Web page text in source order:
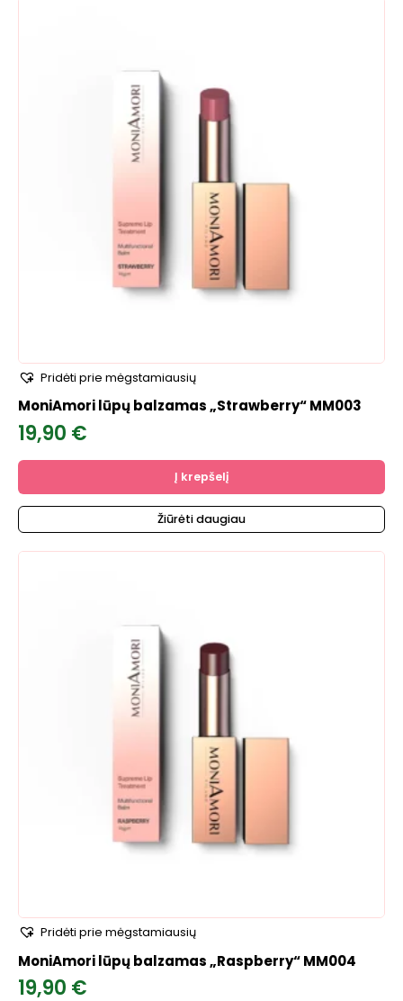
Pridėti prie mėgstamiausių
MoniAmori lūpų balzamas „Strawberry“ MM003
19,90 €
Į krepšelį
Žiūrėti daugiau
Pridėti prie mėgstamiausių
MoniAmori lūpų balzamas „Raspberry“ MM004
19,90 €